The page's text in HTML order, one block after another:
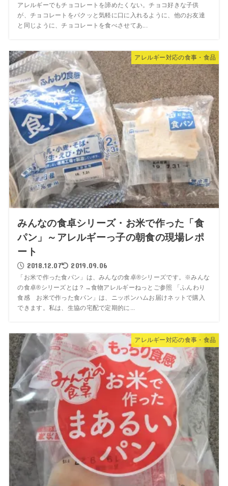
アレルギーでもチョコレートを諦めたくない。チョコ好きな子供
が、チョコレートをパクッと気軽に口に入れるように、他のお友達
と同じように、チョコレートを食べさせてあ...
アレルギー対応の食事・食品
みんなの食卓シリーズ・お米で作った「食
パン」～アレルギーっ子の朝食の現場レポ
ート
2018.12.07 2019.09.06
「お米で作った食パン」は、みんなの食卓®シリーズです。※みんな
の食卓®シリーズとは？→食物アレルギーねっとご参照 「ふんわり
食感 お米で作った食パン」は、ニッポンハムお届けネットで購入
できます。私は、生協の宅配で定期的に...
アレルギー対応の食事・食品